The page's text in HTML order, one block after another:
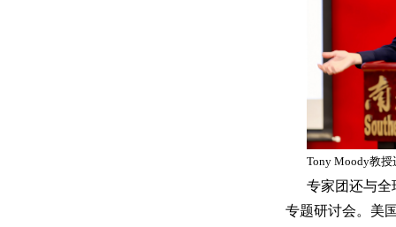
Tony Moody教
专家团还与
专题研讨会。美